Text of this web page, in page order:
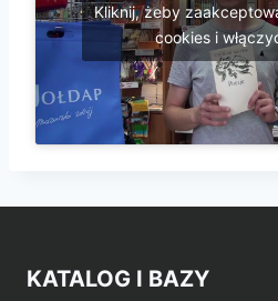
Kliknij, żeby
cookies i
KATALOG I BAZY